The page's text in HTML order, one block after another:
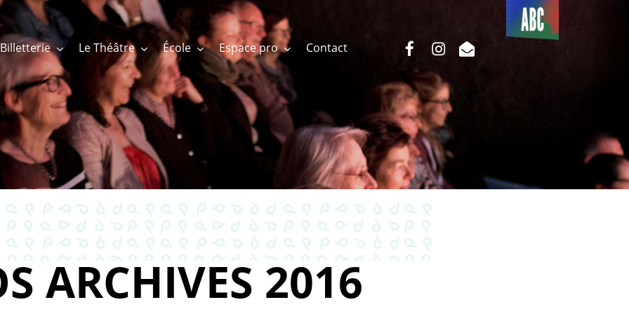
Billetterie Le Théâtre École Espace pro Contact
Du côté
de l’ABC
facebookinstagram
email
ARCHIVES 2016